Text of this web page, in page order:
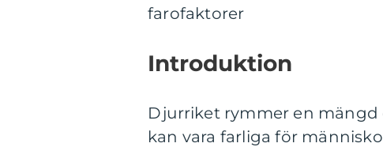
farofaktorer
Introduktion
Djurriket rymmer en mängd
kan vara farliga för